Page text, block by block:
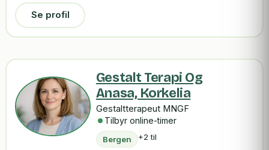
Se profil
Gestalt Terapi Og
Anasa, Korkelia
Gestaltterapeut MNGF
Tilbyr online-timer
Bergen +2 til